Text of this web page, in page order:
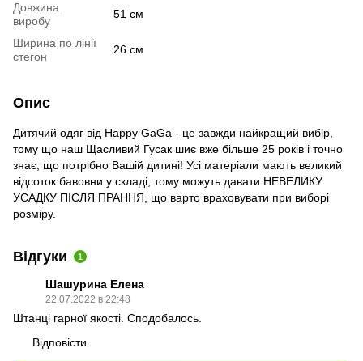
Довжина
виробу
51 см
Ширина по лінії
стегон
26 см
Опис
Дитячий одяг від Happy GaGa - це завжди найкращий вибір,
тому що наш Щасливий Гусак шиє вже більше 25 років і точно
знає, що потрібно Вашій дитині! Усі матеріали мають великий
відсоток бавовни у складі, тому можуть давати НЕВЕЛИКУ
УСАДКУ ПІСЛЯ ПРАННЯ, що варто враховувати при виборі
розміру.
Відгуки 1
Шашурина Елена
22.07.2022 в 22:48
Штанці гарної якості. Сподобалось.
Відповісти